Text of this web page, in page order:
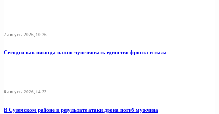
7 августа 2026, 10:26
Сегодня как никогда важно чувствовать единство фронта и тыла
6 августа 2026, 14:22
В Суземском районе в результате атаки дрона погиб мужчина